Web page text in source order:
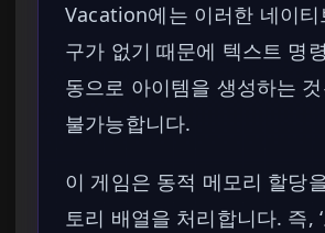
Vacation에는 이러한 네이티
구가 없기 때문에 텍스트 명
동으로 아이템을 생성하는
불가능합니다.
이 게임은 동적 메모리 할당
토리 배열을 처리합니다. 즉,